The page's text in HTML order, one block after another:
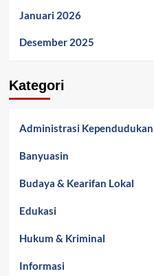
Januari 2026
Desember 2025
Kategori
Administrasi Kependudukan
Banyuasin
Budaya & Kearifan Lokal
Edukasi
Hukum & Kriminal
Informasi